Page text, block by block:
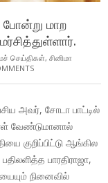
மாற
செய்திகள், சினிமா
அவர், சோடா பாட்டில்
வேண்டுமானால்
குறிப்பிட்டு ஆங்கில
பாரதிராஜா,
நினைவில்